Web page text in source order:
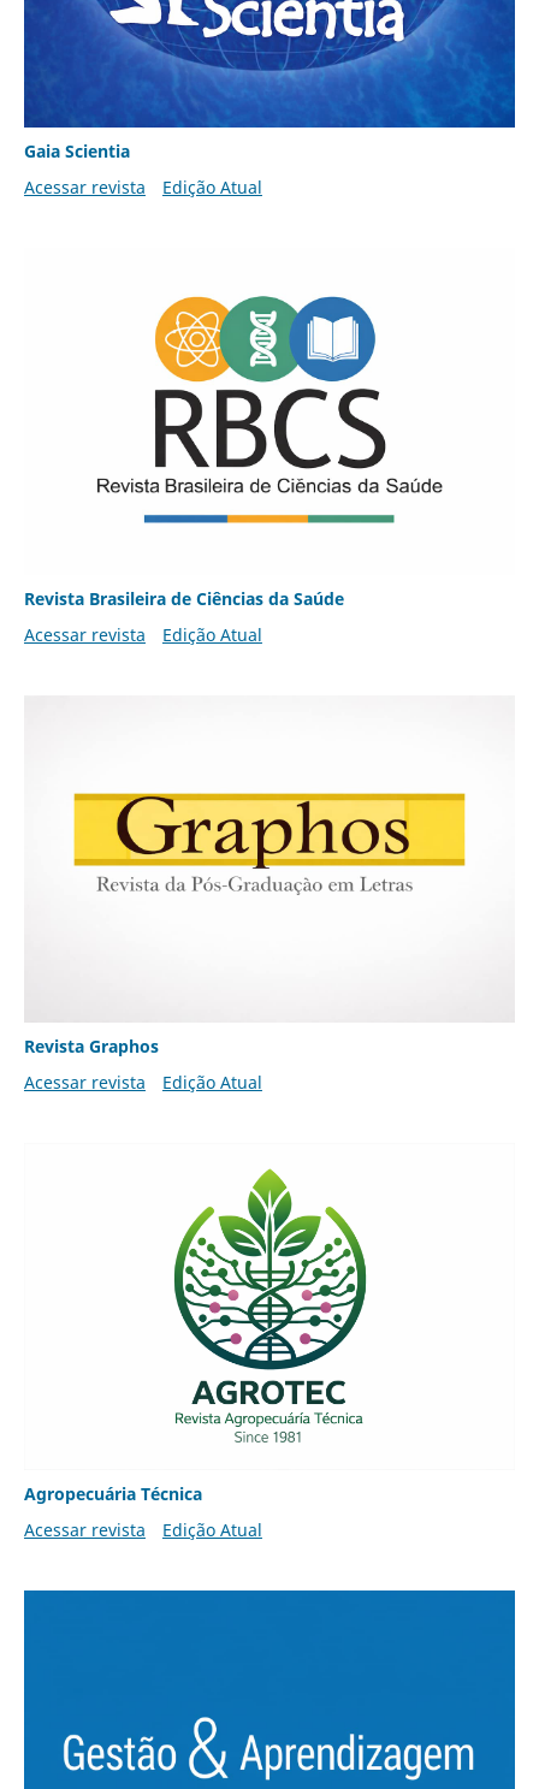
Gaia Scientia
Acessar revista
Edição Atual
Revista Brasileira de Ciências da Saúde
Acessar revista
Edição Atual
Revista Graphos
Acessar revista
Edição Atual
Agropecuária Técnica
Acessar revista
Edição Atual